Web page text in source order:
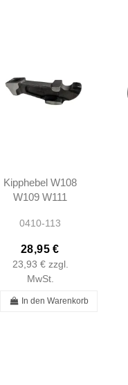
Kipphebel W108
W109 W111
W115 -
0410-113
28,95 €
23,93 € zzgl.
MwSt.
In den Warenkorb